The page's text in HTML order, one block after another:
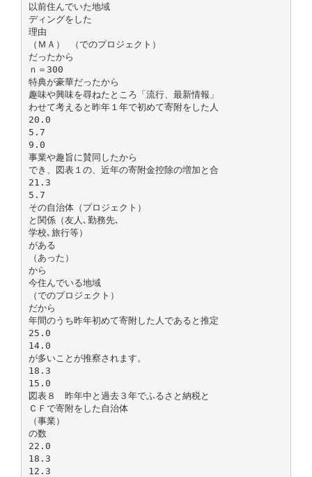
以前住んでいた地域
ディングをした
理由
（ＭＡ） （でのプロジェクト）
だったから
ｎ＝300
特典が豪華だったから
趣味や興味を尋ねたところ「流行、最新情報」
わせて考えると昨年１年で初めて寄附をした人
20.0
5.7
9.0
事業や趣旨に賛同したから
でき、図表１の、近年の寄附金控除の増加と合
21.3
5.7
その自治体（プロジェクト）
と関係（友人､勤務先､
学校､旅行等）
がある
（あった）
から
今住んでいる地域
（でのプロジェクト）
だから
年間のうち昨年初めて寄附した人であると推定
25.0
14.0
が多いことが推察されます。
18.3
15.0
図表８ 昨年中と過去３年でふるさと納税と
ＣＦで寄附をした自治体
（事業）
の数
22.0
18.3
12.3